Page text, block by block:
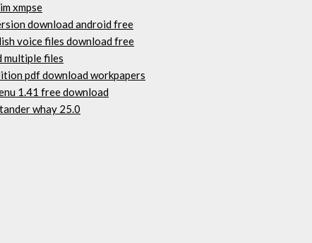
xmpse
download android free
voice files download free
multiple files
pdf download workpapers
1.41 free download
whay 25.0